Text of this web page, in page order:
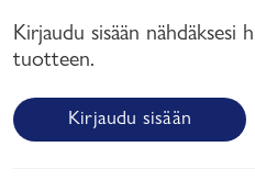
Kirjaudu sisään nähdäksesi
tuotteen.
Kirjaudu sisään